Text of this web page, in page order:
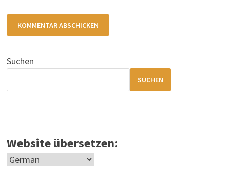
Suchen
SUCHEN
Website übersetzen: